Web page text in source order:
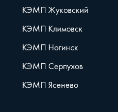
КЭМП Жуковский
КЭМП Климовск
КЭМП Ногинск
КЭМП Серпухов
КЭМП Ясенево